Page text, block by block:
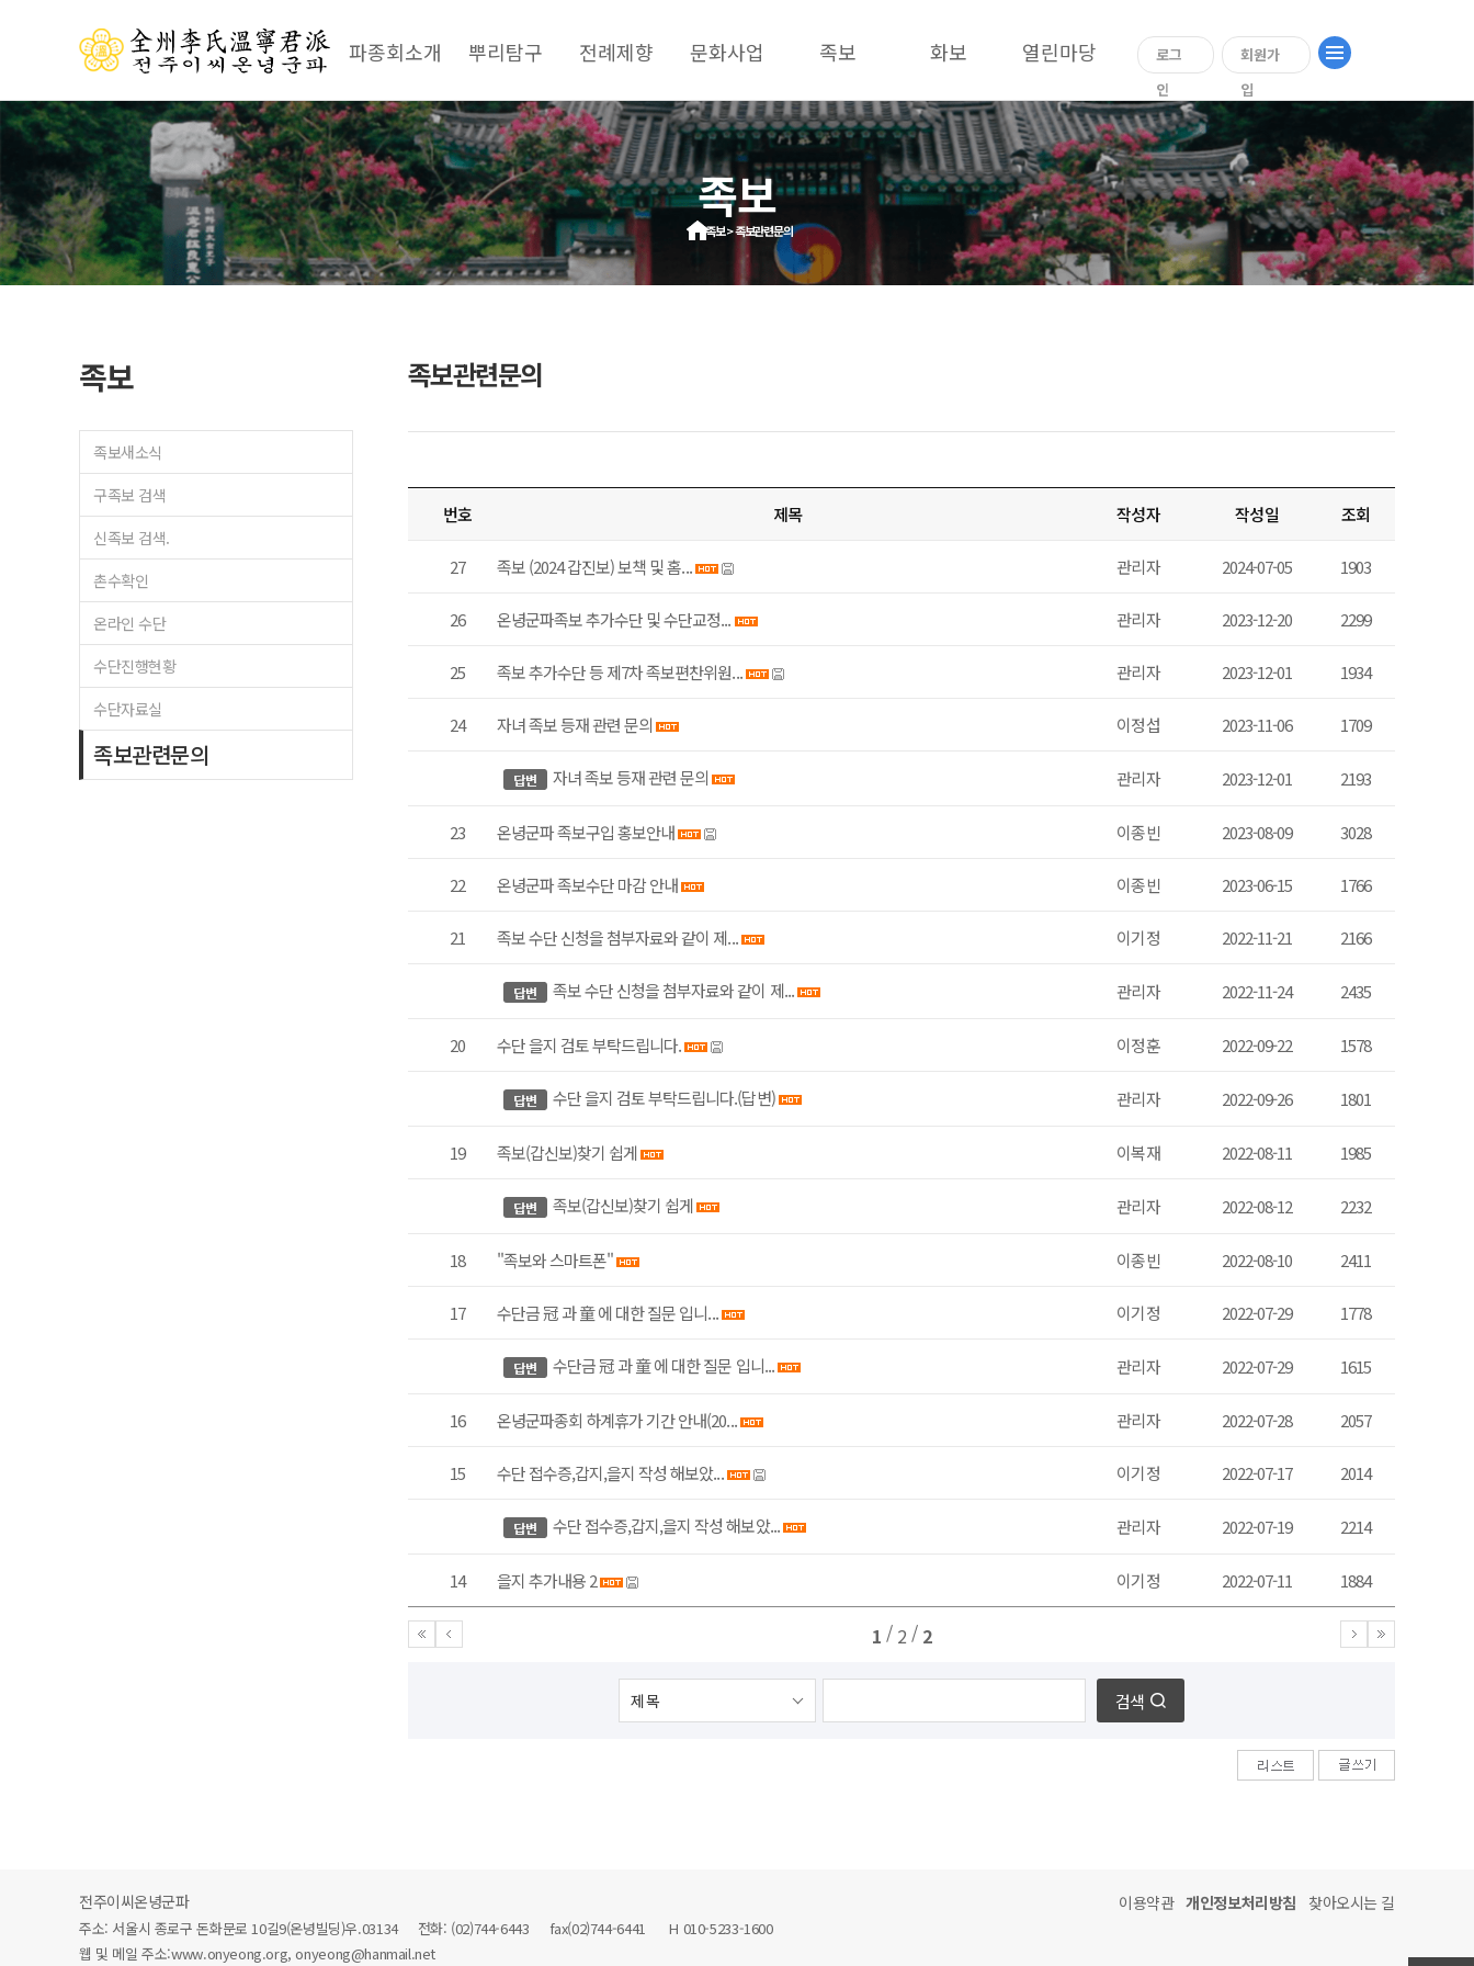
파종회소개 뿌리탐구 전례제향 문화사업 족보 화보 열린마당
로그
인
회원가
입
족보
족보 > 족보관련문의
족보
족보새소식
구족보 검색
신족보 검색.
촌수확인
온라인 수단
수단진행현황
수단자료실
족보관련문의
족보관련문의
번호 제목 작성자 작성일 조회
27 족보 (2024 갑진보) 보책 및 홈... 관리자 2024-07-05 1903
26 온녕군파족보 추가수단 및 수단교정... 관리자 2023-12-20 2299
25 족보 추가수단 등 제7차 족보편찬위원... 관리자 2023-12-01 1934
24 자녀 족보 등재 관련 문의 이정섭 2023-11-06 1709
자녀 족보 등재 관련 문의 관리자 2023-12-01 2193
23 온녕군파 족보구입 홍보안내 이종빈 2023-08-09 3028
22 온녕군파 족보수단 마감 안내 이종빈 2023-06-15 1766
21 족보 수단 신청을 첨부자료와 같이 제... 이기정 2022-11-21 2166
족보 수단 신청을 첨부자료와 같이 제... 관리자 2022-11-24 2435
20 수단 을지 검토 부탁드립니다. 이정훈 2022-09-22 1578
수단 을지 검토 부탁드립니다.(답변) 관리자 2022-09-26 1801
19 족보(갑신보)찾기 쉽게 이복재 2022-08-11 1985
족보(갑신보)찾기 쉽게 관리자 2022-08-12 2232
18 "족보와 스마트폰" 이종빈 2022-08-10 2411
17 수단금 冠 과 童 에 대한 질문 입니... 이기정 2022-07-29 1778
수단금 冠 과 童 에 대한 질문 입니... 관리자 2022-07-29 1615
16 온녕군파종회 하계휴가 기간 안내(20... 관리자 2022-07-28 2057
15 수단 접수증,갑지,을지 작성 해보았... 이기정 2022-07-17 2014
수단 접수증,갑지,을지 작성 해보았... 관리자 2022-07-19 2214
14 을지 추가내용 2 이기정 2022-07-11 1884
1 / 2 / 2
검색
전주이씨온녕군파 이용약관 개인정보처리방침 찾아오시는 길
주소: 서울시 종로구 돈화문로 10길9(온녕빌딩)우.03134 전화: (02)744-6443 fax(02)744-6441 H 010-5233-1600
웹 및 메일 주소:www.onyeong.org, onyeong@hanmail.net